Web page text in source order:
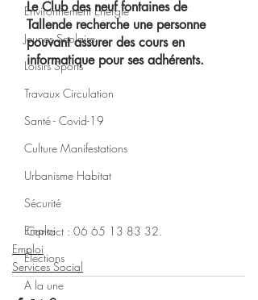
Environnement Energie
Jeunes Scolaire
Loisirs Sports
Travaux Circulation
Santé - Covid-19
Culture Manifestations
Urbanisme Habitat
Sécurité
Emploi
Élections
A la une
Le Club des neuf fontaines de
Tallende recherche une personne
pouvant assurer des cours en
informatique pour ses adhérents.
Contact : 06 65 13 83 32.
Emploi
Services Social